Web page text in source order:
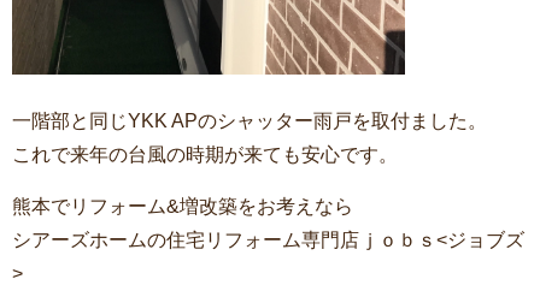
一階部と同じYKK APのシャッター雨戸を取付ました。
これで来年の台風の時期が来ても安心です。
熊本でリフォーム&増改築をお考えなら
シアーズホームの住宅リフォーム専門店ｊｏｂｓ<ジョブズ
>